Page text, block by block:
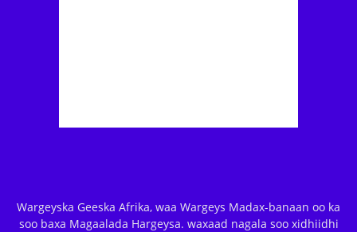
Wargeyska Geeska Afrika, waa Wargeys Madax-banaan oo ka
soo baxa Magaalada Hargeysa. waxaad nagala soo xidhiidhi